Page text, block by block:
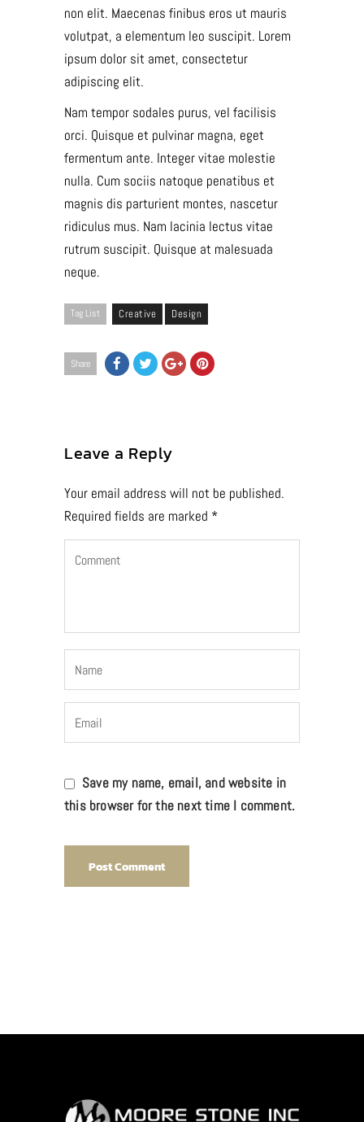
non elit. Maecenas finibus eros ut mauris
volutpat, a elementum leo suscipit. Lorem
ipsum dolor sit amet, consectetur
adipiscing elit.
Nam tempor sodales purus, vel facilisis
orci. Quisque et pulvinar magna, eget
fermentum ante. Integer vitae molestie
nulla. Cum sociis natoque penatibus et
magnis dis parturient montes, nascetur
ridiculus mus. Nam lacinia lectus vitae
rutrum suscipit. Quisque at malesuada
neque.
Tag List Creative Design
Share
Leave a Reply
Your email address will not be published.
Required fields are marked *
Save my name, email, and website in
this browser for the next time I comment.